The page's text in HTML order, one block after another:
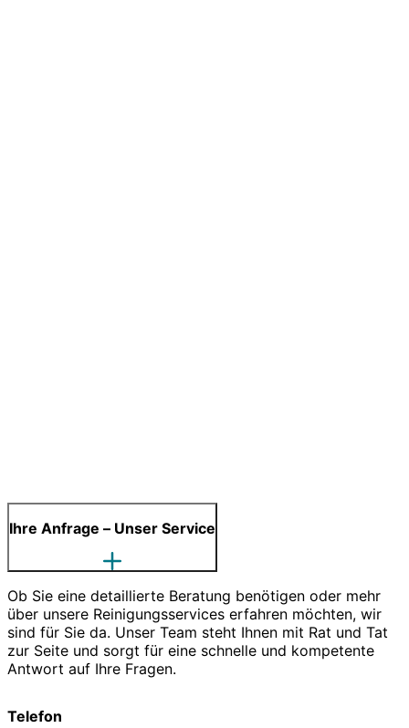
Ihre Anfrage – Unser Service
Ob Sie eine detaillierte Beratung benötigen oder mehr
über unsere Reinigungsservices erfahren möchten, wir
sind für Sie da. Unser Team steht Ihnen mit Rat und Tat
zur Seite und sorgt für eine schnelle und kompetente
Antwort auf Ihre Fragen.
Telefon